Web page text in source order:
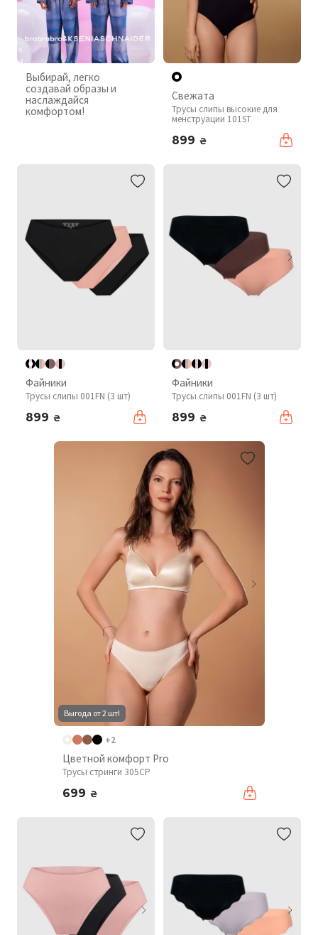
Выбирай, легко
создавай образы и
наслаждайся
комфортом!
Свежата
Трусы слипы высокие для
менструации 101ST
899 ₴
Файники
Трусы слипы 001FN (3 шт)
899 ₴
Файники
Трусы слипы 001FN (3 шт)
899 ₴
Выгода от 2 шт!
+2
Цветной комфорт Pro
Трусы стринги 305CP
699 ₴